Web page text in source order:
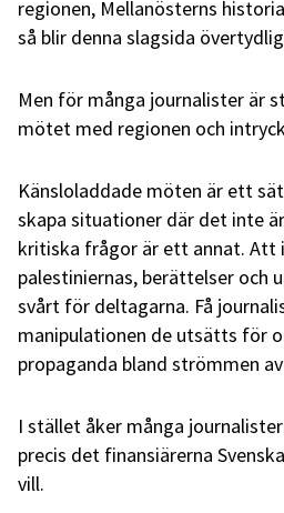
regionen, Mellanösterns
så blir denna slagsida
Men för många journalister är
mötet med regionen och
Känsloladdade möten är ett
skapa situationer där det inte
kritiska frågor är ett annat. Att
palestiniernas, berättelser och
svårt för deltagarna. Få
manipulationen de utsätts för
propaganda bland strömmen
I stället åker många
precis det finansiärerna
vill.